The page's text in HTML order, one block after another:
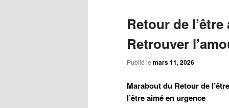
Retour de
Retrouver
Publié le mars 11, 2026
Marabout du Retour de
l’être aimé en urgence